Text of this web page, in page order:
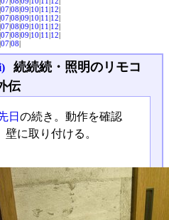
07|08|09|10|11|12|
07|08|09|10|11|12|
07|08|09|10|11|12|
07|08|09|10|11|12|
07|08|
続続続・照明のリモコ
伝
日 の続き。動作を確認
壁に取り付ける。